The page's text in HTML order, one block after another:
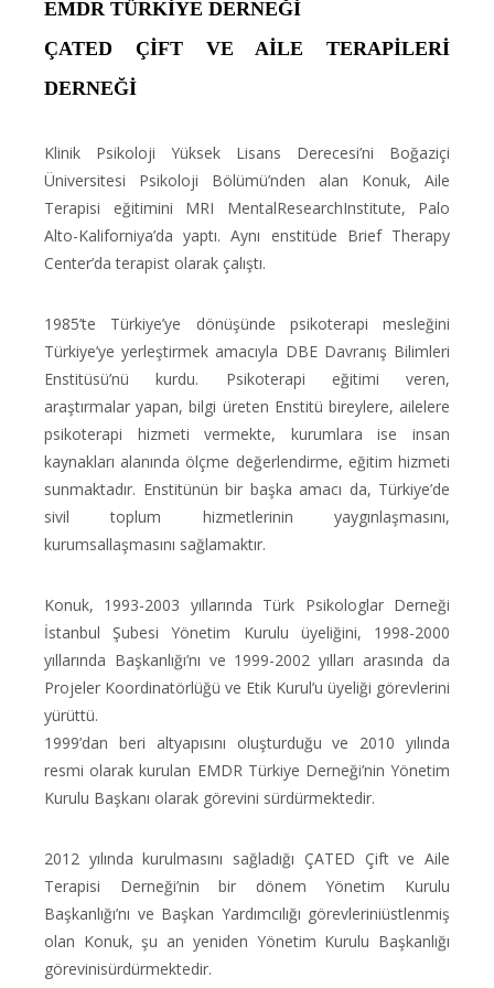
EMDR TÜRKİYE DERNEĞİ
ÇATED ÇİFT VE AİLE TERAPİLERİ
DERNEĞİ
Klinik Psikoloji Yüksek Lisans Derecesi’ni Boğaziçi
Üniversitesi Psikoloji Bölümü’nden alan Konuk, Aile
Terapisi eğitimini MRI MentalResearchInstitute, Palo
Alto-Kaliforniya’da yaptı. Aynı enstitüde Brief Therapy
Center’da terapist olarak çalıştı.
1985’te Türkiye’ye dönüşünde psikoterapi mesleğini
Türkiye’ye yerleştirmek amacıyla DBE Davranış Bilimleri
Enstitüsü’nü kurdu. Psikoterapi eğitimi veren,
araştırmalar yapan, bilgi üreten Enstitü bireylere, ailelere
psikoterapi hizmeti vermekte, kurumlara ise insan
kaynakları alanında ölçme değerlendirme, eğitim hizmeti
sunmaktadır. Enstitünün bir başka amacı da, Türkiye’de
sivil toplum hizmetlerinin yaygınlaşmasını,
kurumsallaşmasını sağlamaktır.
Konuk, 1993-2003 yıllarında Türk Psikologlar Derneği
İstanbul Şubesi Yönetim Kurulu üyeliğini, 1998-2000
yıllarında Başkanlığı’nı ve 1999-2002 yılları arasında da
Projeler Koordinatörlüğü ve Etik Kurul’u üyeliği görevlerini
yürüttü.
1999’dan beri altyapısını oluşturduğu ve 2010 yılında
resmi olarak kurulan EMDR Türkiye Derneği’nin Yönetim
Kurulu Başkanı olarak görevini sürdürmektedir.
2012 yılında kurulmasını sağladığı ÇATED Çift ve Aile
Terapisi Derneği’nin bir dönem Yönetim Kurulu
Başkanlığı’nı ve Başkan Yardımcılığı görevleriniüstlenmiş
olan Konuk, şu an yeniden Yönetim Kurulu Başkanlığı
görevinisürdürmektedir.